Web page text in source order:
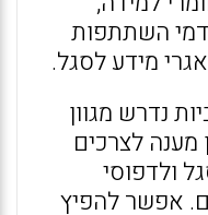
השתתפות
מידע לסגל.
נדרש מגוון
מענה לצרכים
ולדפוסי
אפשר להפיץ